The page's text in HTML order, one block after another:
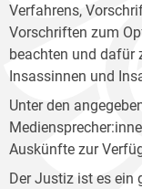
Verfahrens,
Vorschriften zum
beachten und dafür
Insassinnen und
Unter den
Auskünfte zur
Der Justiz ist es ein